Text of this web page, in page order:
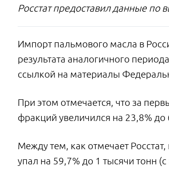
Росстат предоставил данные по
Импорт пальмового масла в
результата аналогичного
ссылкой на материалы
При этом отмечается, что за
фракций увеличился на 23,8% до
Между тем, как отмечает
упал на 59,7% до 1 тысячи тонн